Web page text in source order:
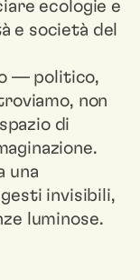
ecologie e
e società del
— politico,
non
di
una
invisibili,
luminose.